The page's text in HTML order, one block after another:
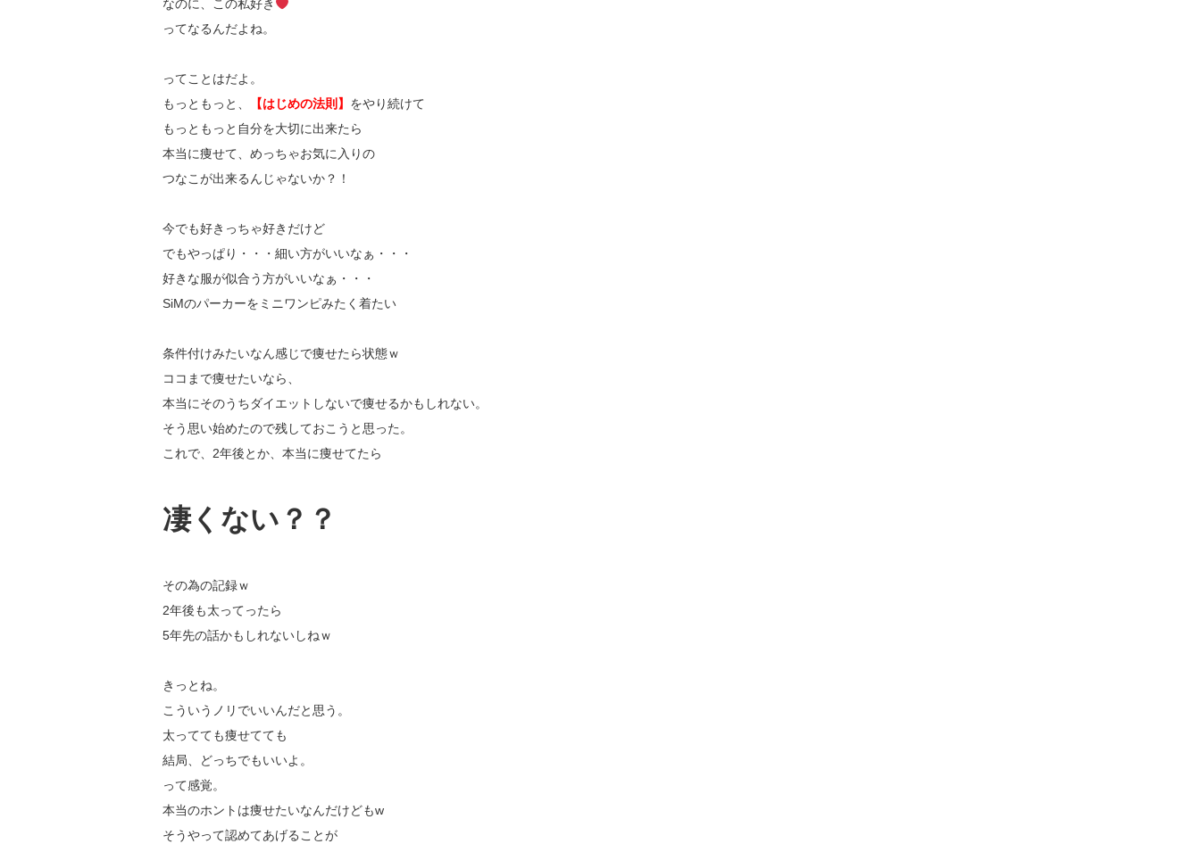
なのに、この私好き
ってなるんだよね。
ってことはだよ。
もっともっと、
【はじめの法則】 をやり続けて
もっともっと自分を大切に出来たら
本当に痩せて、めっちゃお気に入りの
つなこが出来るんじゃないか？！
今でも好きっちゃ好きだけど
でもやっぱり・・・細い方がいいなぁ・・・
好きな服が似合う方がいいなぁ・・・
SiMのパーカーをミニワンピみたく着たい
条件付けみたいなん感じで痩せたら状態ｗ
ココまで痩せたいなら、
本当にそのうちダイエットしないで痩せるかもしれない。
そう思い始めたので残しておこうと思った。
これで、2年後とか、本当に痩せてたら
凄くない？？
その為の記録ｗ
2年後も太ってったら
5年先の話かもしれないしねｗ
きっとね。
こういうノリでいいんだと思う。
太ってても痩せてても
結局、どっちでもいいよ。
って感覚。
本当のホントは痩せたいなんだけどもw
そうやって認めてあげることが